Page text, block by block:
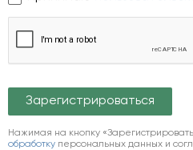
Нажимая на кнопку
обработку персональных данных и